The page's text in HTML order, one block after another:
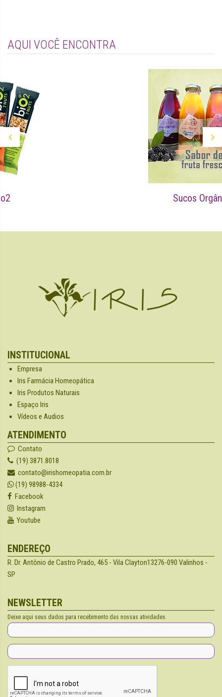
AQUI VOCÊ ENCONTRA
INSTITUCIONAL
Empresa
Iris Farmácia Homeopática
Iris Produtos Naturais
Espaço Iris
Vídeos e Audios
ATENDIMENTO
Contato
(19) 3871.8018
contato@irishomeopatia.com.br
(19) 98988-4334
Facebook
Instagram
Youtube
ENDEREÇO
R. Dr. Antônio de Castro Prado, 465 - Vila Clayton13276-090 Valinhos -
SP
NEWSLETTER
Deixe aqui seus dados para recebimento das nossas atividades